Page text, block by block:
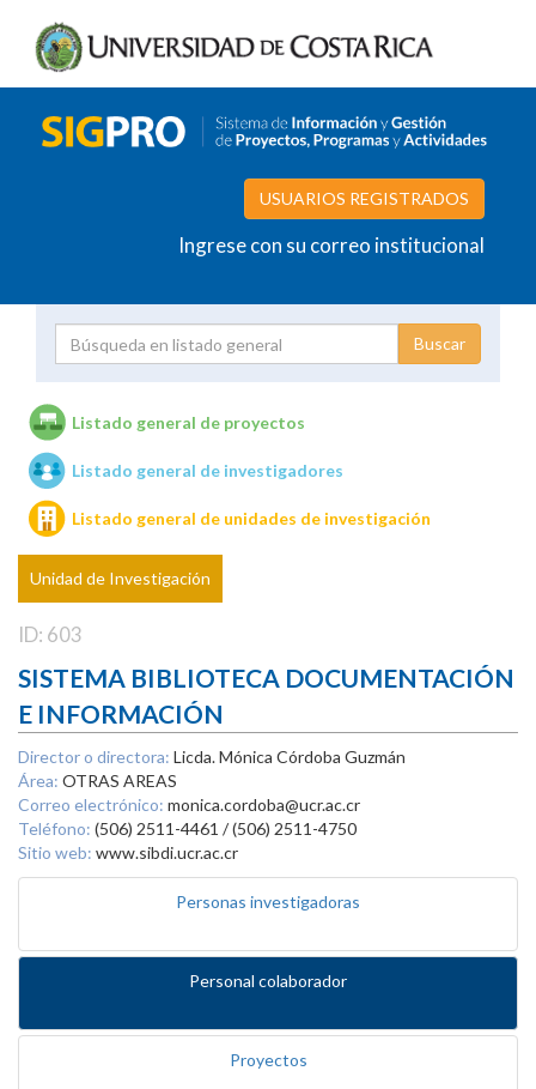
USUARIOS REGISTRADOS
Ingrese con su correo institucional
Unidades de investigación
Listado general de proyectos
Listado general de investigadores
Listado general de unidades de investigación
Unidad de Investigación
ID: 603
SISTEMA BIBLIOTECA DOCUMENTACIÓN
E INFORMACIÓN
Director o directora: Licda. Mónica Córdoba Guzmán
Área: OTRAS AREAS
Correo electrónico: monica.cordoba@ucr.ac.cr
Teléfono: (506) 2511-4461 / (506) 2511-4750
Sitio web: www.sibdi.ucr.ac.cr
Personas investigadoras
Personal colaborador
Proyectos